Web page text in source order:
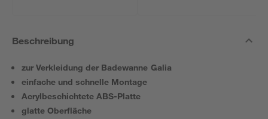
Beschreibung
zur Verkleidung der Badewanne Galia
einfache und schnelle Montage
Acrylbeschichtete ABS-Platte
glatte Oberfläche